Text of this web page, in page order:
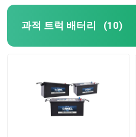
과적 트럭 배터리 (10)